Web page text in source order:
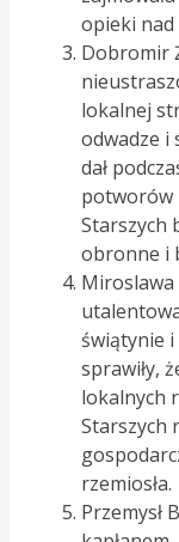
opieki nad
Dobromir
lokalnej
odwadze i
dał
potworów
Starszych
obronne i
Miroslawa
świątynie i
sprawiły,
lokalnych
Starszych
rzemiosła.
Przemysł